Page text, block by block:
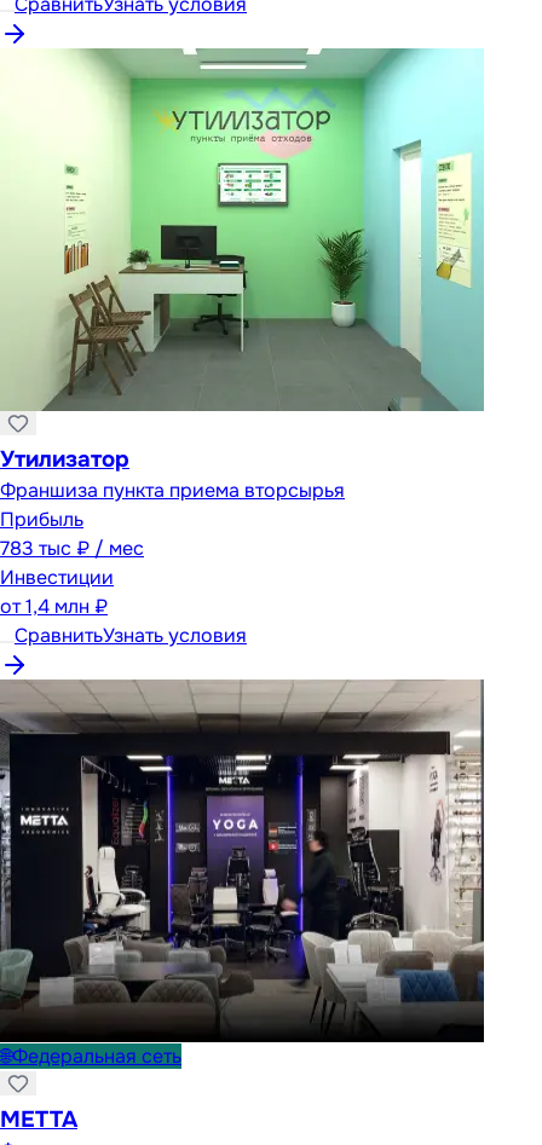
Утилизатор
Франшиза пункта приема вторсырья
Прибыль
783 тыс ₽ / мес
Инвестиции
от1,4 млн ₽
СравнитьУзнать условия
🌐Федеральная сеть
METTA